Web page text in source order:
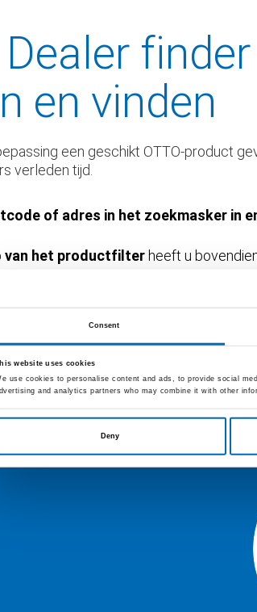
Consent
website uses cookies
use cookies to personalise content and ads, to provide social
and analytics partners who may combine it with other
Deny
Dealer
en vinden
een geschikt OTTO-product
verleden tijd.
of adres in het zoekmasker in
van het productfilterheeft u
hebben. Omdat we de actuele
op te nemen met de dealer via de